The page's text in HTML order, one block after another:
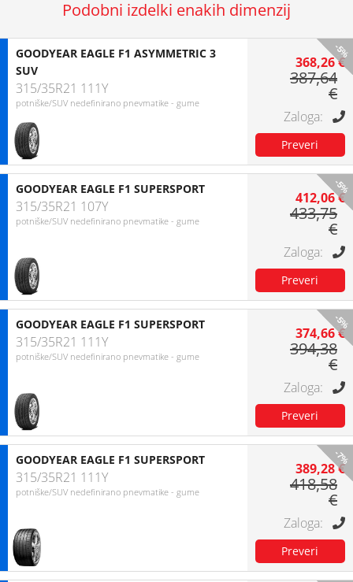
Podobni izdelki enakih dimenzij
-5%
GOODYEAR EAGLE F1 ASYMMETRIC 3
SUV
315/35R21 111Y
potniške/SUV nedefinirano pnevmatike - gume
368,26 €
387,64
€
-5%
GOODYEAR EAGLE F1 SUPERSPORT
315/35R21 107Y
potniške/SUV nedefinirano pnevmatike - gume
412,06 €
433,75
€
-5%
GOODYEAR EAGLE F1 SUPERSPORT
315/35R21 111Y
potniške/SUV nedefinirano pnevmatike - gume
374,66 €
394,38
€
-7%
GOODYEAR EAGLE F1 SUPERSPORT
315/35R21 111Y
potniške/SUV nedefinirano pnevmatike - gume
389,28 €
418,58
€